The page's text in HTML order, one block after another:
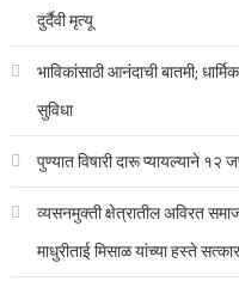
दुर्दैवी मृत्यू
भाविकांसाठी आनंदाची बातमी;
सुविधा
पुण्यात विषारी दारू प्यायल्याने
व्यसनमुक्ती क्षेत्रातील अविरत
माधुरीताई मिसाळ यांच्या हस्ते सत्कार